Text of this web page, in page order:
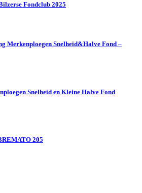
Fondclub 2025
Merkenploegen Snelheid&Halve Fond –
Snelheid en Kleine Halve Fond
205